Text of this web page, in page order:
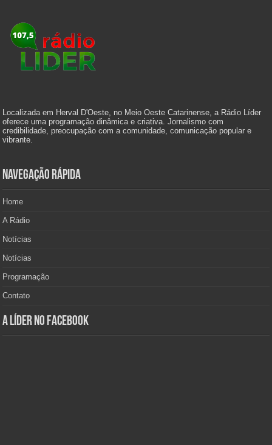
Localizada em Herval D'Oeste, no Meio Oeste Catarinense, a Rádio Líder
oferece uma programação dinâmica e criativa. Jornalismo com
credibilidade, preocupação com a comunidade, comunicação popular e
vibrante.
Navegação Rápida
Home
A Rádio
Notícias
Notícias
Programação
Contato
A Líder no Facebook